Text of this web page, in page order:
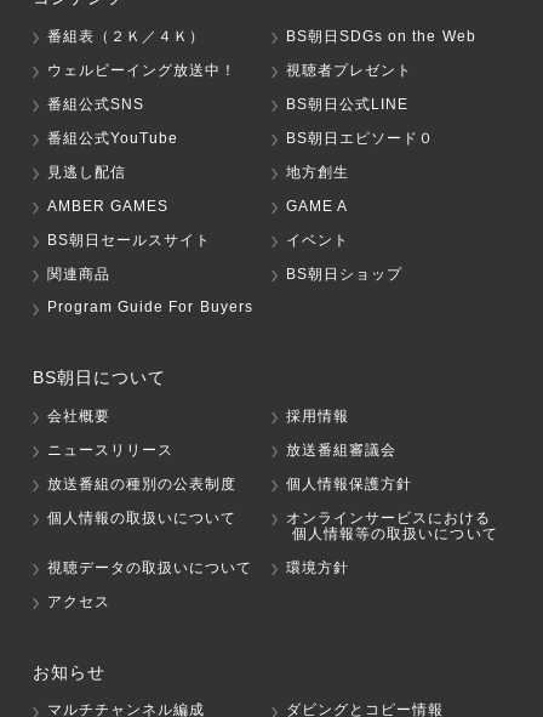
番組表（２Ｋ／４Ｋ）
BS朝日SDGs on the Web
ウェルビーイング放送中！
視聴者プレゼント
番組公式SNS
BS朝日公式LINE
番組公式YouTube
BS朝日エピソード０
見逃し配信
地方創生
AMBER GAMES
GAME A
BS朝日セールスサイト
イベント
関連商品
BS朝日ショップ
Program Guide For Buyers
BS朝日について
会社概要
採用情報
ニュースリリース
放送番組審議会
放送番組の種別の公表制度
個人情報保護方針
個人情報の取扱いについて
オンラインサービスにおける
個人情報等の取扱いについて
視聴データの取扱いについて
環境方針
アクセス
お知らせ
マルチチャンネル編成 ダビングとコピー情報